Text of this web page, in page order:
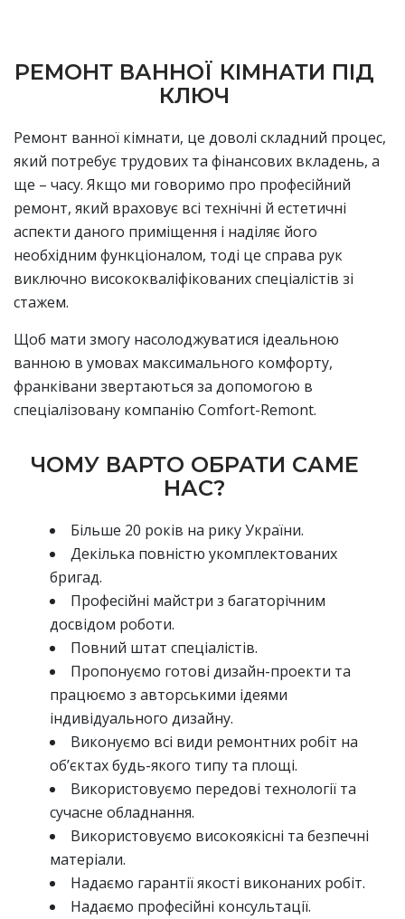
РЕМОНТ ВАННОЇ КІМНАТИ ПІД
КЛЮЧ
Ремонт ванної кімнати, це доволі складний процес,
який потребує трудових та фінансових вкладень, а
ще – часу. Якщо ми говоримо про професійний
ремонт, який враховує всі технічні й естетичні
аспекти даного приміщення і наділяє його
необхідним функціоналом, тоді це справа рук
виключно висококваліфікованих спеціалістів зі
стажем.
Щоб мати змогу насолоджуватися ідеальною
ванною в умовах максимального комфорту,
франківани звертаються за допомогою в
спеціалізовану компанію Comfort-Remont.
ЧОМУ ВАРТО ОБРАТИ САМЕ
НАС?
Більше 20 років на рику України.
Декілька повністю укомплектованих
бригад.
Професійні майстри з багаторічним
досвідом роботи.
Повний штат спеціалістів.
Пропонуємо готові дизайн-проекти та
працюємо з авторськими ідеями
індивідуального дизайну.
Виконуємо всі види ремонтних робіт на
об’єктах будь-якого типу та площі.
Використовуємо передові технології та
сучасне обладнання.
Використовуємо високоякісні та безпечні
матеріали.
Надаємо гарантії якості виконаних робіт.
Надаємо професійні консультації.